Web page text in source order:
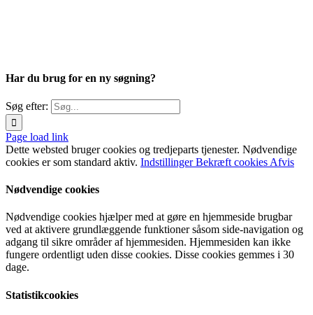
Har du brug for en ny søgning?
Søg efter:
Page load link
Dette websted bruger cookies og tredjeparts tjenester. Nødvendige
cookies er som standard aktiv. IndstillingerBekræft cookies Afvis
Nødvendige cookies
Nødvendige cookies hjælper med at gøre en hjemmeside brugbar
ved at aktivere grundlæggende funktioner såsom side-navigation og
adgang til sikre områder af hjemmesiden. Hjemmesiden kan ikke
fungere ordentligt uden disse cookies. Disse cookies gemmes i 30
dage.
Statistikcookies